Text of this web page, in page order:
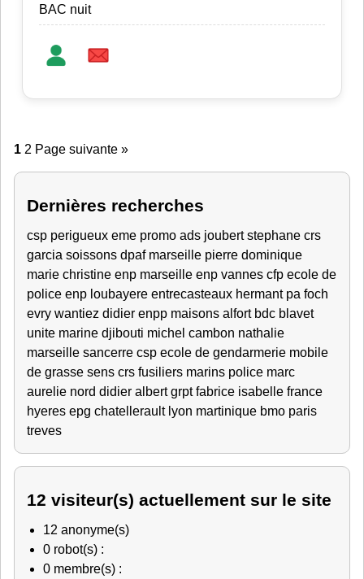
BAC nuit
1 2 Page suivante »
Dernières recherches
csp perigueux eme promo ads joubert stephane crs
garcia soissons dpaf marseille pierre dominique
marie christine enp marseille enp vannes cfp ecole de
police enp loubayere entrecasteaux hermant pa foch
evry wantiez didier enpp maisons alfort bdc blavet
unite marine djibouti michel cambon nathalie
marseille sancerre csp ecole de gendarmerie mobile
de grasse sens crs fusiliers marins police marc
aurelie nord didier albert grpt fabrice isabelle france
hyeres epg chatellerault lyon martinique bmo paris
treves
12 visiteur(s) actuellement sur le site
12 anonyme(s)
0 robot(s) :
0 membre(s) :